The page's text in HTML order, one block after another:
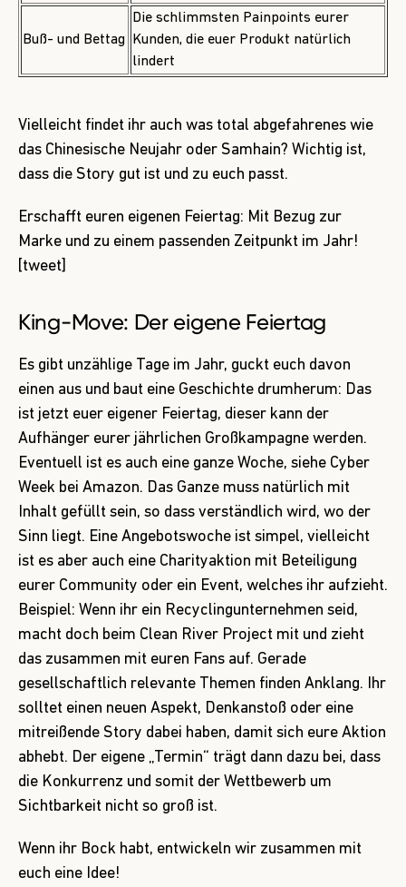
Buß- und Bettag
Die schlimmsten Painpoints eurer
Kunden, die euer Produkt natürlich
lindert
Vielleicht findet ihr auch was total abgefahrenes wie
das Chinesische Neujahr oder Samhain? Wichtig ist,
dass die Story gut ist und zu euch passt.
Erschafft euren eigenen Feiertag: Mit Bezug zur
Marke und zu einem passenden Zeitpunkt im Jahr!
[tweet]
King-Move: Der eigene Feiertag
Es gibt unzählige Tage im Jahr, guckt euch davon
einen aus und baut eine Geschichte drumherum: Das
ist jetzt euer eigener Feiertag, dieser kann der
Aufhänger eurer jährlichen Großkampagne werden.
Eventuell ist es auch eine ganze Woche, siehe Cyber
Week bei Amazon. Das Ganze muss natürlich mit
Inhalt gefüllt sein, so dass verständlich wird, wo der
Sinn liegt. Eine Angebotswoche ist simpel, vielleicht
ist es aber auch eine Charityaktion mit Beteiligung
eurer Community oder ein Event, welches ihr aufzieht.
Beispiel: Wenn ihr ein Recyclingunternehmen seid,
macht doch beim Clean River Project mit und zieht
das zusammen mit euren Fans auf. Gerade
gesellschaftlich relevante Themen finden Anklang. Ihr
solltet einen neuen Aspekt, Denkanstoß oder eine
mitreißende Story dabei haben, damit sich eure Aktion
abhebt. Der eigene „Termin“ trägt dann dazu bei, dass
die Konkurrenz und somit der Wettbewerb um
Sichtbarkeit nicht so groß ist.
Wenn ihr Bock habt, entwickeln wir zusammen mit
euch eine Idee!